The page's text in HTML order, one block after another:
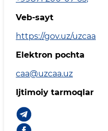
Veb-sayt
https://gov.uz/uzcaa
Elektron pochta
caa@uzcaa.uz
Ijtimoiy tarmoqlar